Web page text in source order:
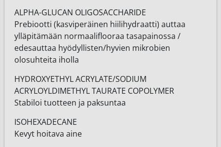
ALPHA-GLUCAN OLIGOSACCHARIDE
Prebiootti (kasviperäinen hiilihydraatti) auttaa
ylläpitämään normaaliflooraa tasapainossa /
edesauttaa hyödyllisten/hyvien mikrobien
olosuhteita iholla
HYDROXYETHYL ACRYLATE/SODIUM
ACRYLOYLDIMETHYL TAURATE COPOLYMER
Stabiloi tuotteen ja paksuntaa
ISOHEXADECANE
Kevyt hoitava aine